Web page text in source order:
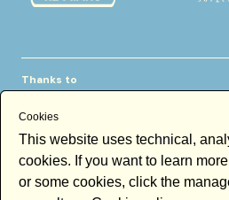
Thanks to
Cookies
This website uses technical,
cookies. If you want to learn
or some cookies, click the